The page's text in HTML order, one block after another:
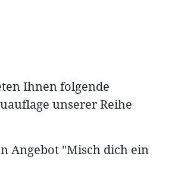
Ihnen folgende
unserer Reihe
Angebot "Misch dich ein